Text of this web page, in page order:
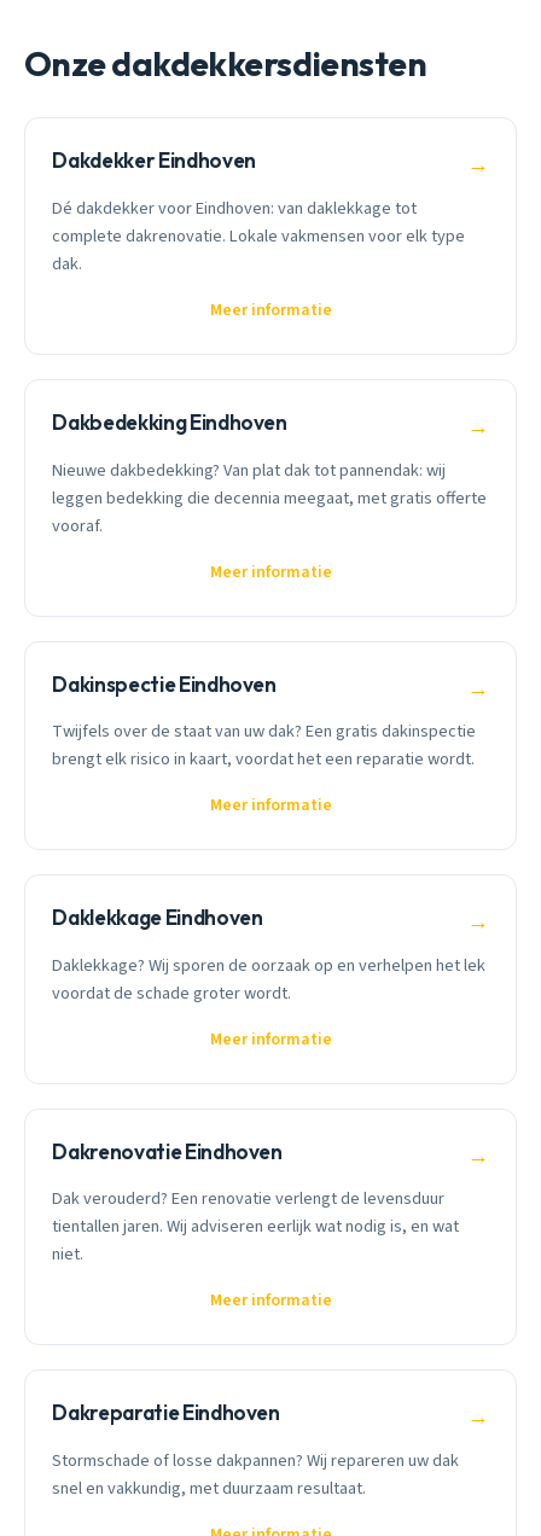
Onze dakdekkersdiensten
Dakdekker Eindhoven →
Dé dakdekker voor Eindhoven: van daklekkage tot
complete dakrenovatie. Lokale vakmensen voor elk type
dak.
Meer informatie
Dakbedekking Eindhoven →
Nieuwe dakbedekking? Van plat dak tot pannendak: wij
leggen bedekking die decennia meegaat, met gratis offerte
vooraf.
Meer informatie
Dakinspectie Eindhoven →
Twijfels over de staat van uw dak? Een gratis dakinspectie
brengt elk risico in kaart, voordat het een reparatie wordt.
Meer informatie
Daklekkage Eindhoven →
Daklekkage? Wij sporen de oorzaak op en verhelpen het lek
voordat de schade groter wordt.
Meer informatie
Dakrenovatie Eindhoven →
Dak verouderd? Een renovatie verlengt de levensduur
tientallen jaren. Wij adviseren eerlijk wat nodig is, en wat
niet.
Meer informatie
Dakreparatie Eindhoven →
Stormschade of losse dakpannen? Wij repareren uw dak
snel en vakkundig, met duurzaam resultaat.